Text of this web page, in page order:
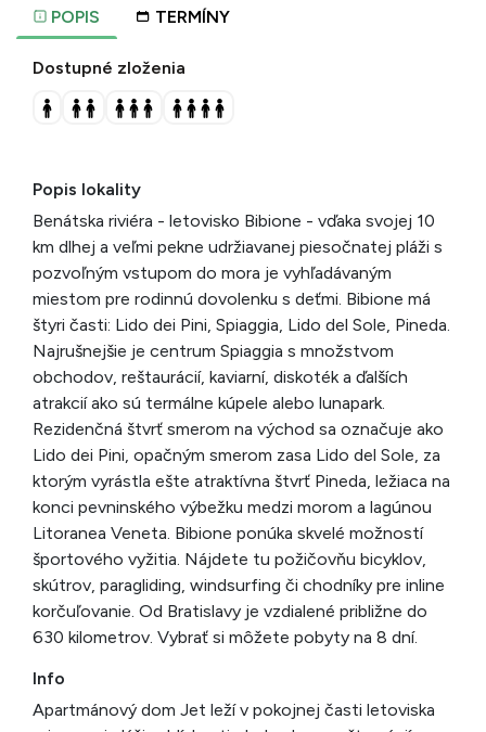
POPIS TERMÍNY
Dostupné zloženia
Popis lokality
Benátska riviéra - letovisko Bibione - vďaka svojej 10
km dlhej a veľmi pekne udržiavanej piesočnatej pláži s
pozvoľným vstupom do mora je vyhľadávaným
miestom pre rodinnú dovolenku s deťmi. Bibione má
štyri časti: Lido dei Pini, Spiaggia, Lido del Sole, Pineda.
Najrušnejšie je centrum Spiaggia s množstvom
obchodov, reštaurácií, kaviarní, diskoték a ďalších
atrakcií ako sú termálne kúpele alebo lunapark.
Rezidenčná štvrť smerom na východ sa označuje ako
Lido dei Pini, opačným smerom zasa Lido del Sole, za
ktorým vyrástla ešte atraktívna štvrť Pineda, ležiaca na
konci pevninského výbežku medzi morom a lagúnou
Litoranea Veneta. Bibione ponúka skvelé možností
športového vyžitia. Nájdete tu požičovňu bicyklov,
skútrov, paragliding, windsurfing či chodníky pre inline
korčuľovanie. Od Bratislavy je vzdialené približne do
630 kilometrov. Vybrať si môžete pobyty na 8 dní.
Info
Apartmánový dom Jet leží v pokojnej časti letoviska